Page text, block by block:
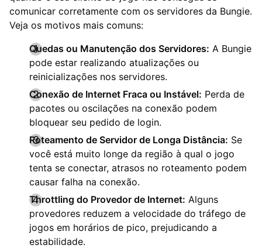
comunicar corretamente com os servidores da Bungie.
Veja os motivos mais comuns:
Quedas ou Manutenção dos Servidores: A Bungie
pode estar realizando atualizações ou
reinicializações nos servidores.
Conexão de Internet Fraca ou Instável: Perda de
pacotes ou oscilações na conexão podem
bloquear seu pedido de login.
Roteamento de Servidor de Longa Distância: Se
você está muito longe da região à qual o jogo
tenta se conectar, atrasos no roteamento podem
causar falha na conexão.
Throttling do Provedor de Internet: Alguns
provedores reduzem a velocidade do tráfego de
jogos em horários de pico, prejudicando a
estabilidade.